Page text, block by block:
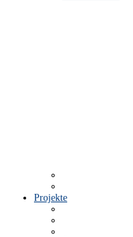
Projekte